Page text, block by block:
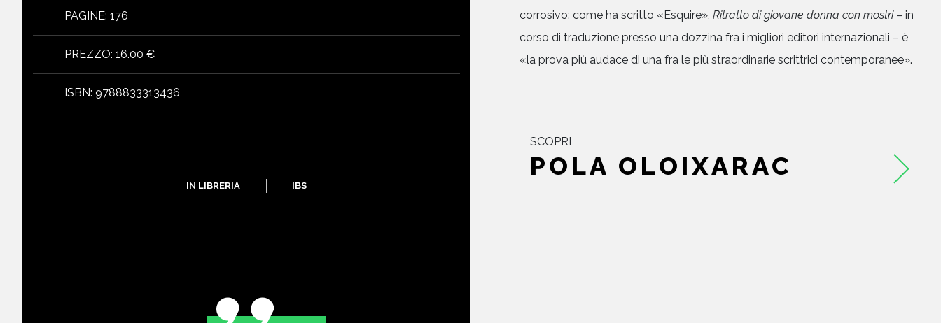
CHI SIAMO
EVENTI
PAGINE: 176
PREZZO: 16.00 €
ISBN: 9788833313436
IN LIBRERIA IBS
corrosivo: come ha scritto «Esquire», Ritratto di giovane donna con mostri – in
corso di traduzione presso una dozzina fra i migliori editori internazionali – è
«la prova più audace di una fra le più straordinarie scrittrici contemporanee».
SCOPRI
POLA OLOIXARAC